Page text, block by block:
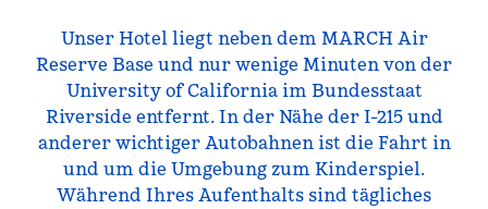
Unser Hotel liegt neben dem MARCH Air
Reserve Base und nur wenige Minuten von der
University of California im Bundesstaat
Riverside entfernt. In der Nähe der I-215 und
anderer wichtiger Autobahnen ist die Fahrt in
und um die Umgebung zum Kinderspiel.
Während Ihres Aufenthalts sind tägliches